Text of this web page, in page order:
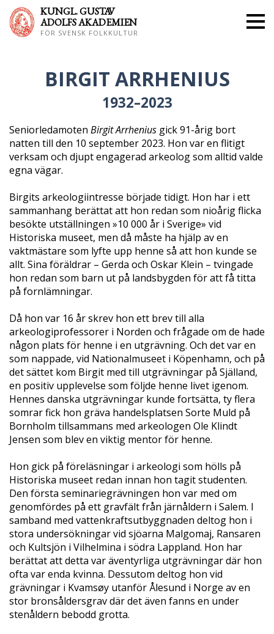
KUNGL. GUSTAV
ADOLFS AKADEMIEN
FÖR SVENSK FOLKKULTUR
BIRGIT ARRHENIUS
1932–2023
Seniorledamoten Birgit Arrhenius gick 91-årig bort
natten till den 10 september 2023. Hon var en flitigt
verksam och djupt engagerad arkeolog som alltid valde
egna vägar.
Birgits arkeologiintresse började tidigt. Hon har i ett
sammanhang berättat att hon redan som nioårig flicka
besökte utställningen »10 000 år i Sverige» vid
Historiska museet, men då måste ha hjälp av en
vaktmästare som lyfte upp henne så att hon kunde se
allt. Sina föräldrar – Gerda och Oskar Klein – tvingade
hon redan som barn ut på landsbygden för att få titta
på fornlämningar.
Då hon var 16 år skrev hon ett brev till alla
arkeologiprofessorer i Norden och frågade om de hade
någon plats för henne i en utgrävning. Och det var en
som nappade, vid Nationalmuseet i Köpenhamn, och på
det sättet kom Birgit med till utgrävningar på Själland,
en positiv upplevelse som följde henne livet igenom.
Hennes danska utgrävningar kunde fortsätta, ty flera
somrar fick hon gräva handelsplatsen Sorte Muld på
Bornholm tillsammans med arkeologen Ole Klindt
Jensen som blev en viktig mentor för henne.
Hon gick på föreläsningar i arkeologi som hölls på
Historiska museet redan innan hon tagit studenten.
Den första seminariegrävningen hon var med om
genomfördes på ett gravfält från järnåldern i Salem. I
samband med vattenkraftsutbyggnaden deltog hon i
stora undersökningar vid sjöarna Malgomaj, Ransaren
och Kultsjön i Vilhelmina i södra Lappland. Hon har
berättat att detta var äventyrliga utgrävningar där hon
ofta var enda kvinna. Dessutom deltog hon vid
grävningar i Kvamsøy utanför Ålesund i Norge av en
stor bronsåldersgrav där det även fanns en under
stenåldern bebodd grotta.